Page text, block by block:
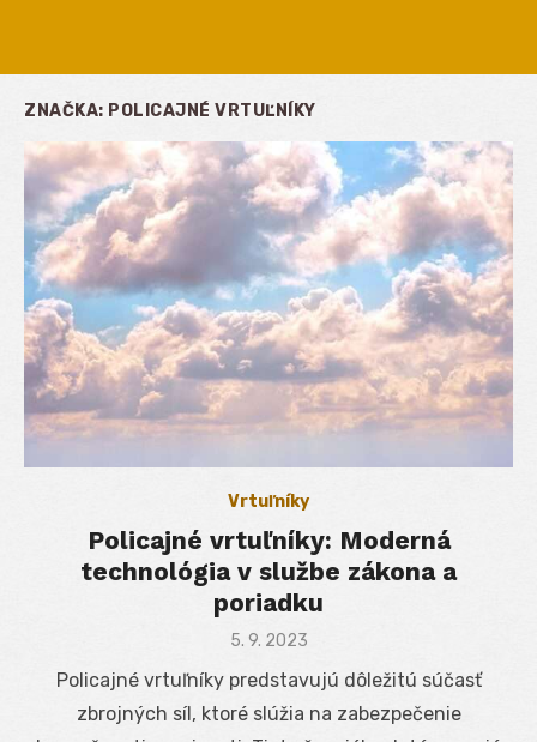
ZNAČKA: POLICAJNÉ VRTUĽNÍKY
Vrtuľníky
Policajné vrtuľníky: Moderná
technológia v službe zákona a
poriadku
Posted
5. 9. 2023
Policajné vrtuľníky predstavujú dôležitú súčasť
zbrojných síl, ktoré slúžia na zabezpečenie